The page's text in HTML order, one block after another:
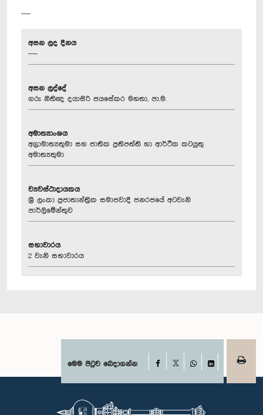
----
අසන ලද දිනය
----
අසන ලද්දේ
ගරු නීතිඥ දයාසිරි ජයසේකර මහතා, පා.ම.
අමාත්‍යාංශය
අග්‍රාමාත්‍යතුමා සහ ජාතික ප්‍රතිපත්ති හා ආර්ථික කටයුතු
අමාත්‍යතුමා
ව්‍යවස්ථාදායකය
ශ්‍රී ලංකා ප්‍රජාතාන්ත්‍රික සමාජවාදී ජනරජයේ අටවැනි
පාර්ලිමේන්තුව
සභාවාරය
2 වැනි සභාවාරය
මෙම පිටුව බෙදාගන්න Facebook
WhatsAppLinkedIn